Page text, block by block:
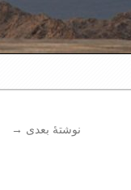
نوشتهٔ بعدی →